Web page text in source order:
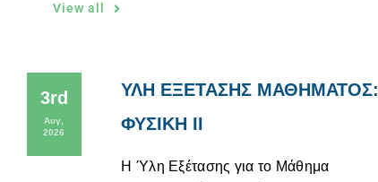
View all
3rd
Αυγ,
2026
ΥΛΗ ΕΞΕΤΑΣΗΣ ΜΑΘΗΜΑΤΟΣ:
ΦΥΣΙΚΗ ΙΙ
Η Ύλη Εξέτασης για το Μάθημα